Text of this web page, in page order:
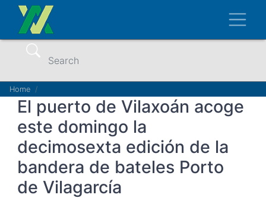
Skip
main
content
Search
Breadcrumb
Home
El puerto de Vilaxoán acoge
este domingo la
decimosexta edición de la
bandera de bateles Porto
de Vilagarcía